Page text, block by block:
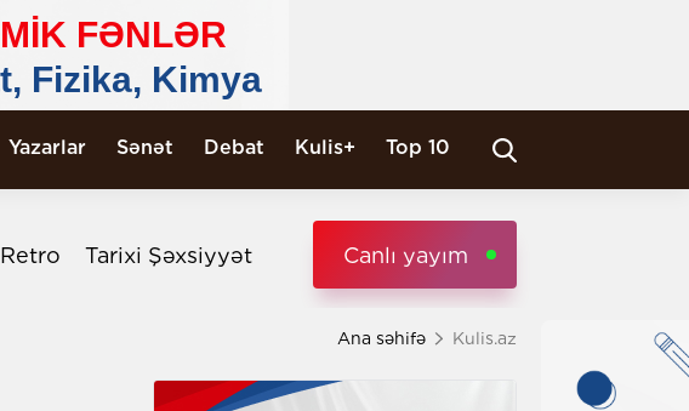
Yazarlar Sənət Debat Kulis+ Top 10
Retro Tarixi Şəxsiyyət Canlı yayım
Ana səhifə Kulis.az